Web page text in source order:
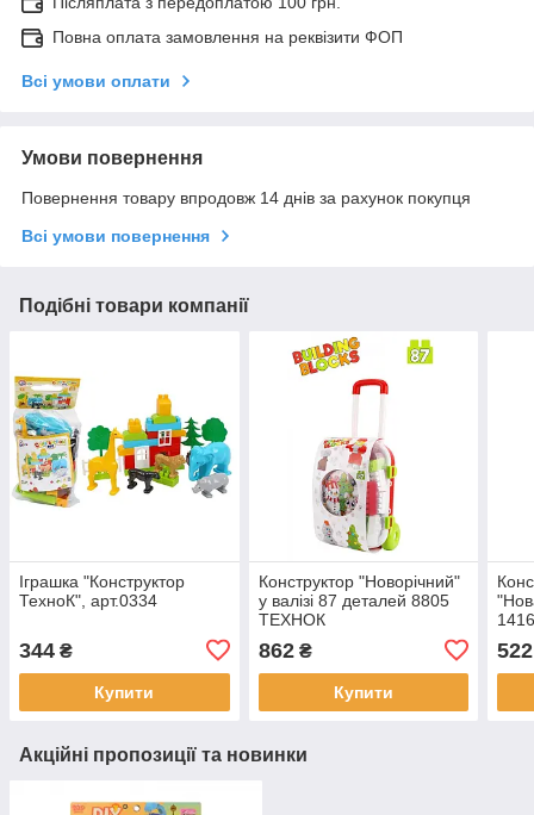
Повна оплата замовлення на реквізити ФОП
Всі умови оплати
Умови повернення
Повернення товару впродовж 14 днів за рахунок покупця
Всі умови повернення
Подібні товари компанії
Іграшка "Конструктор
ТехноК", арт.0334
344 ₴
Купити
Конструктор "Новорічний"
у валізі 87 деталей 8805
ТЕХНОК
862₴
Купити
522
Акційні пропозиції та новинки